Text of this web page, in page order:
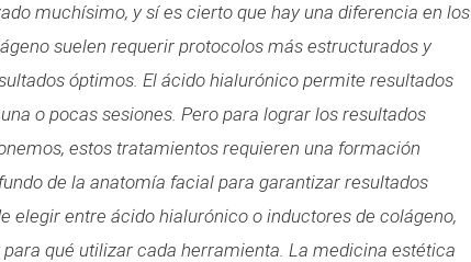
muchísimo, y sí es cierto que hay una diferencia en los
suelen requerir protocolos más estructurados y
óptimos. El ácido hialurónico permite resultados
o pocas sesiones. Pero para lograr los resultados
estos tratamientos requieren una formación
de la anatomía facial para garantizar resultados
elegir entre ácido hialurónico o inductores de colágeno,
qué utilizar cada herramienta. La medicina estética